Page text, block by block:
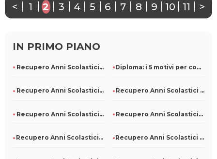
< 1 2 3 4 5 6 7 8 9 10 11 >
IN PRIMO PIANO
Recupero Anni Scolastici Persi A Napoli Diploma: i 5 motivi per conseguirlo, anche in ritardo
Recupero Anni Scolastici Persi A Noli Recupero Anni Scolastici Persi A Pompeiana
Recupero Anni Scolastici Persi A Ponna Recupero Anni Scolastici Persi A Dubino
Recupero Anni Scolastici Persi A Sanzeno Recupero Anni Scolastici Persi A Civitanova Del Sannio